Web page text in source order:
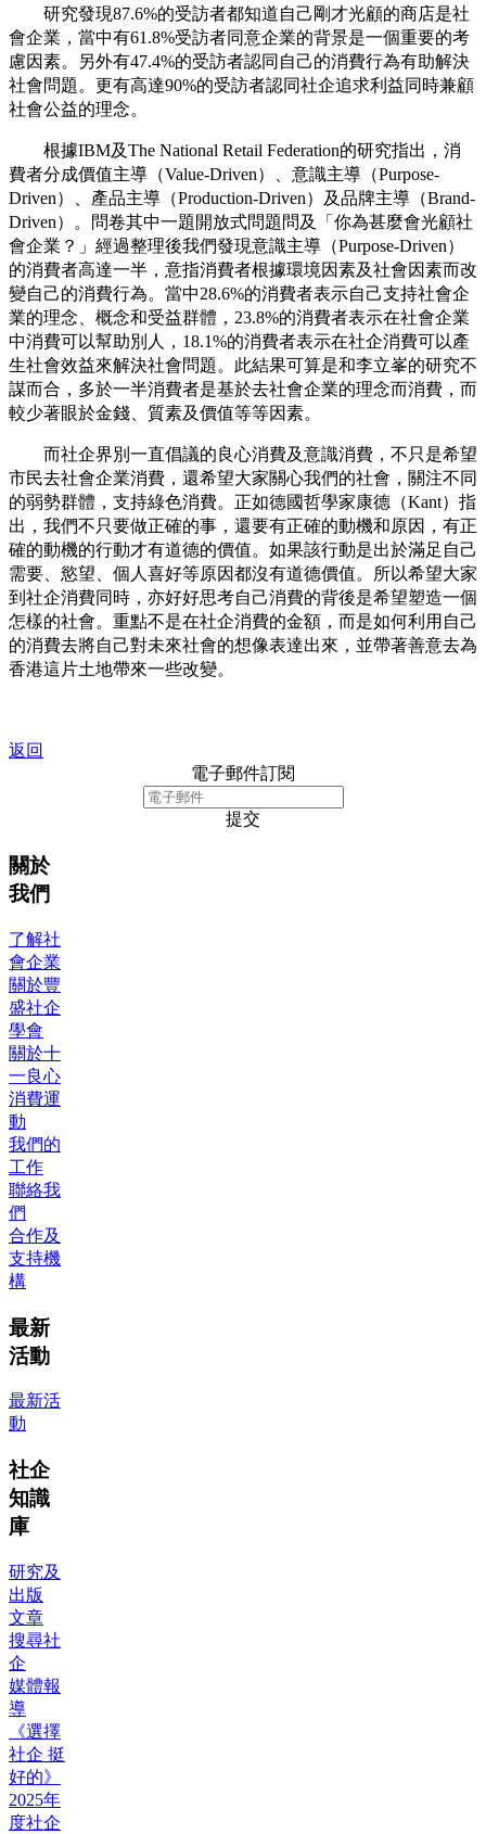
研究發現87.6%的受訪者都知道自己剛才光顧的商店是社
會企業，當中有61.8%受訪者同意企業的背景是一個重要的考
慮因素。另外有47.4%的受訪者認同自己的消費行為有助解決
社會問題。更有高達90%的受訪者認同社企追求利益同時兼顧
社會公益的理念。
根據IBM及The National Retail Federation的研究指出，消
費者分成價值主導（Value-Driven）、意識主導（Purpose-
Driven）、產品主導（Production-Driven）及品牌主導（Brand-
Driven）。問卷其中一題開放式問題問及「你為甚麼會光顧社
會企業？」經過整理後我們發現意識主導（Purpose-Driven）
的消費者高達一半，意指消費者根據環境因素及社會因素而改
變自己的消費行為。當中28.6%的消費者表示自己支持社會企
業的理念、概念和受益群體，23.8%的消費者表示在社會企業
中消費可以幫助別人，18.1%的消費者表示在社企消費可以產
生社會效益來解決社會問題。此結果可算是和李立峯的研究不
謀而合，多於一半消費者是基於去社會企業的理念而消費，而
較少著眼於金錢、質素及價值等等因素。
而社企界別一直倡議的良心消費及意識消費，不只是希望
市民去社會企業消費，還希望大家關心我們的社會，關注不同
的弱勢群體，支持綠色消費。正如德國哲學家康德（Kant）指
出，我們不只要做正確的事，還要有正確的動機和原因，有正
確的動機的行動才有道德的價值。如果該行動是出於滿足自己
需要、慾望、個人喜好等原因都沒有道德價值。所以希望大家
到社企消費同時，亦好好思考自己消費的背後是希望塑造一個
怎樣的社會。重點不是在社企消費的金額，而是如何利用自己
的消費去將自己對未來社會的想像表達出來，並帶著善意去為
香港這片土地帶來一些改變。
返回
電子郵件訂閱
提交
關於
我們
了解社
會企業
關於豐
盛社企
學會
關於十
一良心
消費運
動
我們的
工作
聯絡我
們
合作及
支持機
構
最新
活動
最新活
動
社企
知識
庫
研究及
出版
文章
搜尋社
企
媒體報
導
《選擇
社企 挺
好的》
2025年
度社企